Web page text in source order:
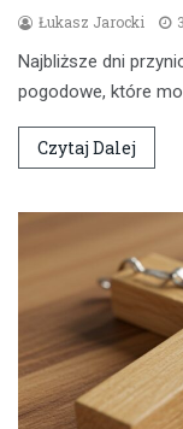
Łukasz Jarocki
Najbliższe dni
pogodowe, które
Czytaj Dalej